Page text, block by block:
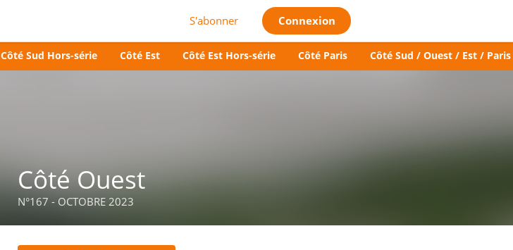
S'abonner Connexion
Côté Sud Hors-série Côté Est Côté Est Hors-série Côté Paris Côté Sud / Ouest / Est / Paris
Côté Ouest
N°167 - OCTOBRE 2023